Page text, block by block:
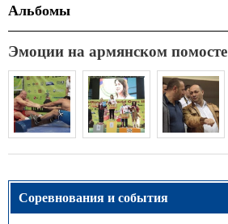
Альбомы
Эмоции на армянском помосте
Соревнования и события